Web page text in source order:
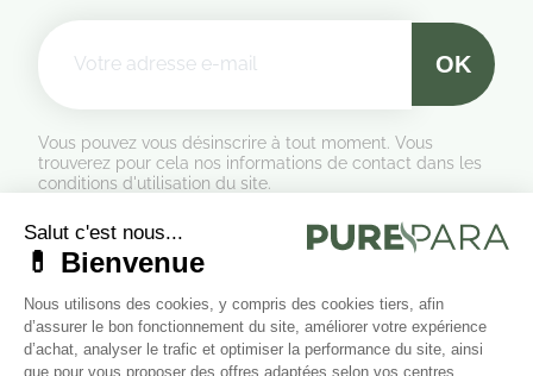
Vous pouvez vous désinscrire à tout moment. Vous
trouverez pour cela nos informations de contact dans les
conditions d'utilisation du site.
Formulaire de rétractation
Marchand approuvé par la Société des Avis Garantis,cliquez ici
pour vérifier
Suivez-nous sur les réseaux sociaux